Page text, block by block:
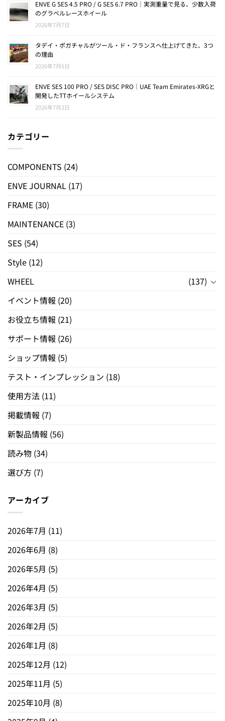
ENVE G SES 4.5 PRO / G SES 6.7 PRO｜実測重量で見る、少数入荷
のグラベルレースホイール
2026年7月7日
タデイ・ポガチャルがツール・ド・フランスへ仕上げてきた、3つ
の理由
2026年7月6日
ENVE SES 100 PRO / SES DISC PRO｜UAE Team Emirates-XRGと
開発したTTホイールシステム
2026年7月2日
カテゴリー
COMPONENTS (24)
ENVE JOURNAL (17)
FRAME (30)
MAINTENANCE (3)
SES (54)
Style (12)
WHEEL
(137)
イベント情報 (20)
お役立ち情報 (21)
サポート情報 (26)
ショップ情報 (5)
テスト・インプレッション (18)
使用方法 (11)
掲載情報 (7)
新製品情報 (56)
読み物 (34)
選び方 (7)
アーカイブ
2026年7月 (11)
2026年6月 (8)
2026年5月 (5)
2026年4月 (5)
2026年3月 (5)
2026年2月 (5)
2026年1月 (8)
2025年12月 (12)
2025年11月 (5)
2025年10月 (8)